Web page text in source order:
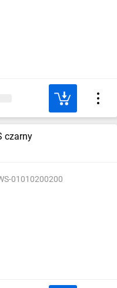
czarny
01010200200